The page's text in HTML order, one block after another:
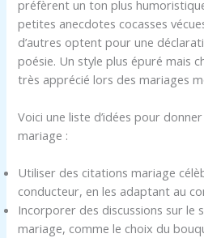
préfèrent un ton plus
petites anecdotes cocasses
d’autres optent pour une
poésie. Un style plus épuré mais
très apprécié lors des mariages
Voici une liste d’idées pour
mariage :
Utiliser des citations mariage
conducteur, en les adaptant au
Incorporer des discussions sur le
mariage, comme le choix du